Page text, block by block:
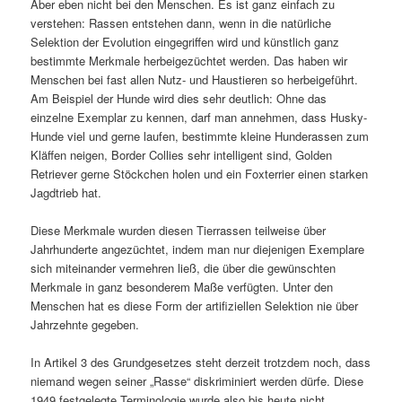
Aber eben nicht bei den Menschen. Es ist ganz einfach zu
verstehen: Rassen entstehen dann, wenn in die natürliche
Selektion der Evolution eingegriffen wird und künstlich ganz
bestimmte Merkmale herbeigezüchtet werden. Das haben wir
Menschen bei fast allen Nutz- und Haustieren so herbeigeführt.
Am Beispiel der Hunde wird dies sehr deutlich: Ohne das
einzelne Exemplar zu kennen, darf man annehmen, dass Husky-
Hunde viel und gerne laufen, bestimmte kleine Hunderassen zum
Kläffen neigen, Border Collies sehr intelligent sind, Golden
Retriever gerne Stöckchen holen und ein Foxterrier einen starken
Jagdtrieb hat.
Diese Merkmale wurden diesen Tierrassen teilweise über
Jahrhunderte angezüchtet, indem man nur diejenigen Exemplare
sich miteinander vermehren ließ, die über die gewünschten
Merkmale in ganz besonderem Maße verfügten. Unter den
Menschen hat es diese Form der artifiziellen Selektion nie über
Jahrzehnte gegeben.
In Artikel 3 des Grundgesetzes steht derzeit trotzdem noch, dass
niemand wegen seiner „Rasse“ diskriminiert werden dürfe. Diese